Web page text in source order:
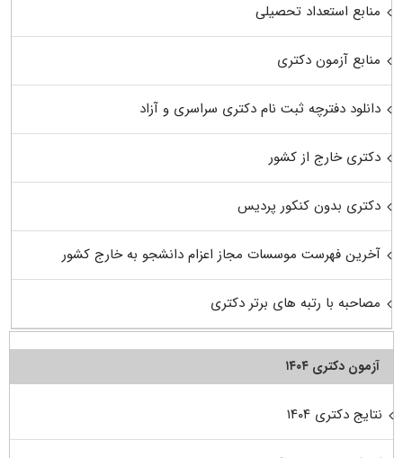
منابع استعداد تحصیلی
منابع آزمون دکتری
دانلود دفترچه ثبت نام دکتری سراسری و آزاد
دکتری خارج از کشور
دکتری بدون کنکور پردیس
آخرین فهرست موسسات مجاز اعزام دانشجو به خارج کشور
مصاحبه با رتبه های برتر دکتری
آزمون دکتری ۱۴۰۴
نتایج دکتری ۱۴۰۴